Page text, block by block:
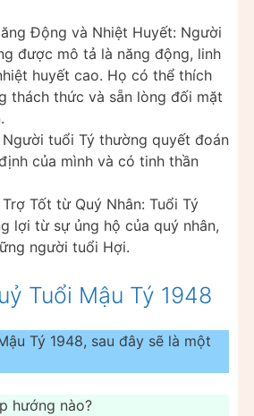
Động và Nhiệt Huyết: Người
được mô tả là năng động, linh
huyết cao. Họ có thể thích
thách thức và sẵn lòng đối mặt
tuổi Tý thường quyết đoán
của mình và có tinh thần
Tốt từ Quý Nhân: Tuổi Tý
lợi từ sự ủng hộ của quý nhân,
người tuổi Hợi.
Tuổi Mậu Tý 1948
Tý 1948, sau đây sẽ là một
hướng nào?